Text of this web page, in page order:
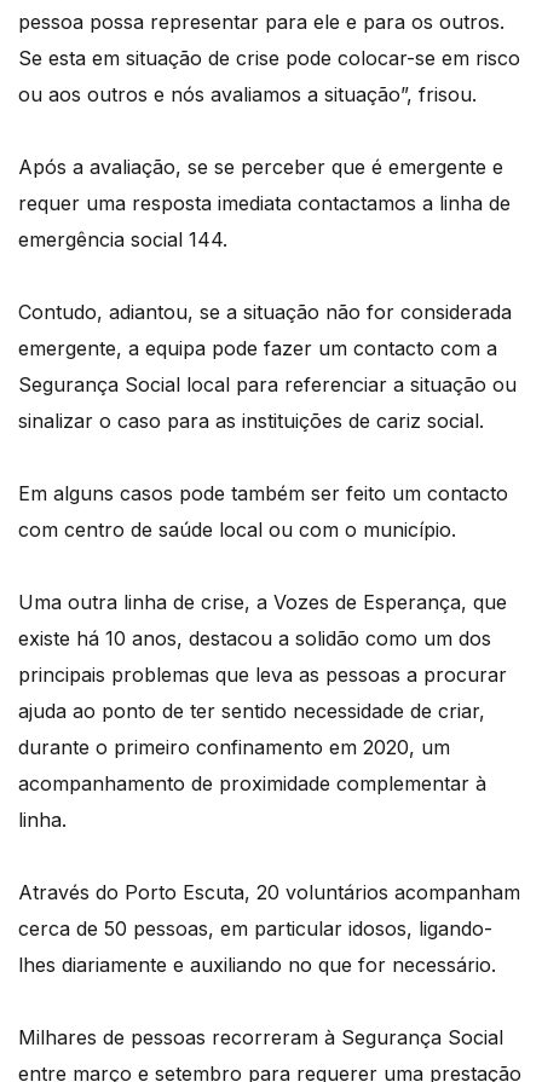
pessoa possa representar para ele e para os outros.
Se esta em situação de crise pode colocar-se em risco
ou aos outros e nós avaliamos a situação”, frisou.
Após a avaliação, se se perceber que é emergente e
requer uma resposta imediata contactamos a linha de
emergência social 144.
Contudo, adiantou, se a situação não for considerada
emergente, a equipa pode fazer um contacto com a
Segurança Social local para referenciar a situação ou
sinalizar o caso para as instituições de cariz social.
Em alguns casos pode também ser feito um contacto
com centro de saúde local ou com o município.
Uma outra linha de crise, a Vozes de Esperança, que
existe há 10 anos, destacou a solidão como um dos
principais problemas que leva as pessoas a procurar
ajuda ao ponto de ter sentido necessidade de criar,
durante o primeiro confinamento em 2020, um
acompanhamento de proximidade complementar à
linha.
Através do Porto Escuta, 20 voluntários acompanham
cerca de 50 pessoas, em particular idosos, ligando-
lhes diariamente e auxiliando no que for necessário.
Milhares de pessoas recorreram à Segurança Social
entre março e setembro para requerer uma prestação